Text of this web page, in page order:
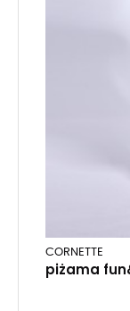
CORNETTE
piżama